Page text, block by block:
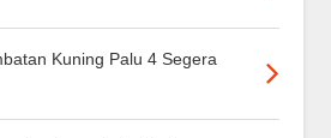
Kuning Palu 4 Segera